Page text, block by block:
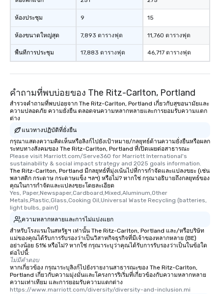
ห้องประชุม
ห้องขนาดใหญ่สุด
พื้นที่การประชุม
9
7,893 ตารางฟุต
17,883 ตารางฟุต
15
11,760 ตารางฟุต
46,717 ตารางฟุต
คำถามที่พบบ่อยของ The Ritz-Carlton, Portland
สำรวจคำถามที่พบบ่อยจาก The Ritz-Carlton, Portland เกี่ยวกับสุขอนามัยและ
ความปลอดภัย ความยั่งยืน ตลอดจนความหลากหลายและการยอมรับความแตก
ต่าง
แนวทางปฏิบัติที่ยั่งยืน
กรุณาแสดงความคิดเห็นหรือลิงก์ไปยังเป้าหมาย/กลยุทธ์ด้านความยั่งยืนหรือผลก
ระทบทางสังคมของ The Ritz-Carlton, Portland ที่เปิดเผยต่อสาธารณะ
Please visit Marriott.com/Serve360 for Marriott International's
sustainability & social impact strategy and 2025 goals information.
The Ritz-Carlton, Portland มีกลยุทธ์ที่มุ่งเน้นไปที่การกำจัดและแปลงขยะ (เช่น
พลาสติก กระดาษ กระดาษแข็ง ฯลฯ) หรือไม่? หากใช่ กรุณาอธิบายถึงกลยุทธ์ของ
คุณในการกำจัดและแปลงขยะโดยละเอียด
Yes, Paper,Newspaper,Cardboard,Mixed,Aluminum,Other
Metals,Plastic,Glass,Cooking Oil,Universal Waste Recycling (batteries,
light bulbs, paint)
ความหลากหลายและการไม่แบ่งแยก
สำหรับโรงแรมในสหรัฐฯ เท่านั้น The Ritz-Carlton, Portland และ/หรือบริษัท
แม่ของคุณได้รับการรับรองว่าเป็นวิสาหกิจธุรกิจที่มีเจ้าของหลากหลาย (BE)
อย่างน้อย 51% หรือไม่? หากใช่ กรุณาระบุว่าคุณได้รับการรับรองว่าเป็นในข้อใด
ต่อไปนี้:
ไม่มีคำตอบ
หากเกี่ยวข้อง กรุณาระบุลิงก์ไปยังรายงานสาธารณะของ The Ritz-Carlton,
Portland เกี่ยวกับความมุ่งมั่นและโครงการริเริ่มที่เกี่ยวข้องกับความหลากหลาย
ความเท่าเทียม และการยอมรับความแตกต่าง
https://www.marriott.com/diversity/diversity-and-inclusion.mi